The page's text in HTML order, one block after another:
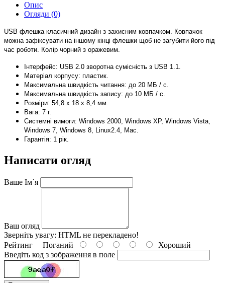
Опис
Огляди (0)
USB флешка класичний дизайн з захисним ковпачком. Ковпачок
можназафіксувати на іншому кінці флешки щоб не загубити його під
час роботи. Колір чорний з оражевим.
Інтерфейс: USB 2.0 зворотна сумісність з USB 1.1.
Матеріал корпусу: пластик.
Максимальна швидкість читання: до 20 МБ / с.
Максимальна швидкість запису: до 10 МБ / с.
Розміри: 54,8 х 18 х 8,4 мм.
Вага: 7 г.
Системні вимоги: Windows 2000, Windows XP, Windows Vista,
Windows 7, Windows 8, Linux2.4, Mac.
Гарантія: 1 рік.
Написати огляд
Ваше Ім`я
Ваш огляд
Зверніть увагу: HTML не перекладено!
Рейтинг Поганий
Хороший
Введіть код з зображення в поле